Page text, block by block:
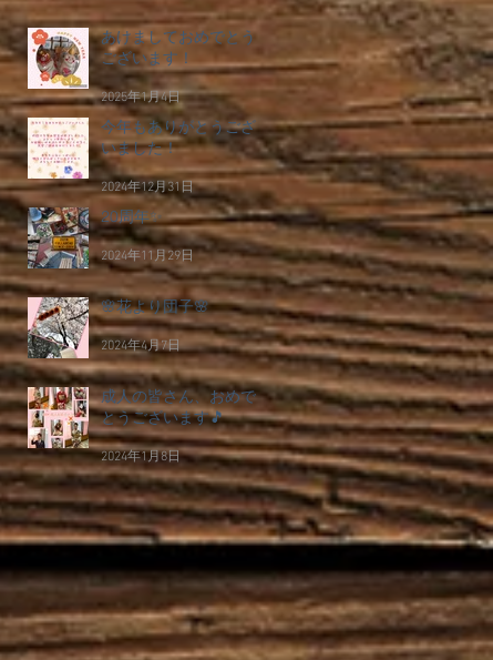
あけましておめでとう
ございます！
2025年1月4日
今年もありがとうござ
いました！
2024年12月31日
20周年✨
2024年11月29日
🌸花より団子🌸
2024年4月7日
成人の皆さん、おめで
とうございます🎵
2024年1月8日